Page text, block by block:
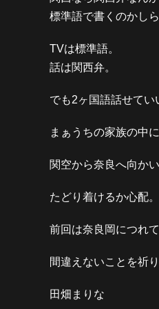
標準語で書くのかし
TVは標準語。
話は関西弁。
でも2ヶ国語話せてい
まぁうちの家族の中
関空から奈良へ向か
たどり着けるか心配。
前回は奈良岡につれ
間違えないことを祈り
田畑まりな